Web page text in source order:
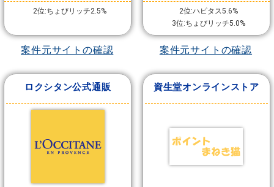
2位:ちょびリッチ2.5%
案件元サイトの確認
2位:ハピタス5.6%
3位:ちょびリッチ5.0%
案件元サイトの確認
ロクシタン公式通販 資生堂オンラインストア